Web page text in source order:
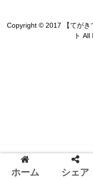
Copyright © 2017 【てがき
ト
ホーム シェア